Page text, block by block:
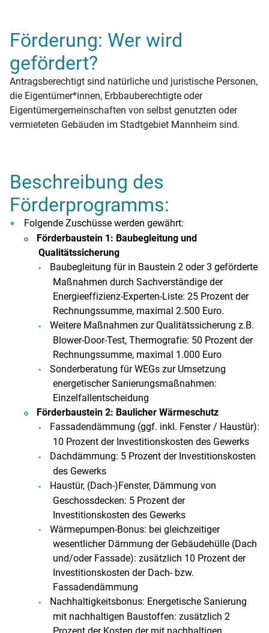
Förderung: Wer wird
gefördert?
Antragsberechtigt sind natürliche und juristische Personen,
die Eigentümer*innen, Erbbauberechtigte oder
Eigentümergemeinschaften von selbst genutzten oder
vermieteten Gebäuden im Stadtgebiet Mannheim sind.
Beschreibung des
Förderprogramms:
Folgende Zuschüsse werden gewährt:
Förderbaustein 1: Baubegleitung und
Qualitätssicherung
Baubegleitung für in Baustein 2 oder 3 geförderte
Maßnahmen durch Sachverständige der
Energieeffizienz-Experten-Liste: 25 Prozent der
Rechnungssumme, maximal 2.500 Euro.
Weitere Maßnahmen zur Qualitätssicherung z.B.
Blower-Door-Test, Thermografie: 50 Prozent der
Rechnungssumme, maximal 1.000 Euro
Sonderberatung für WEGs zur Umsetzung
energetischer Sanierungsmaßnahmen:
Einzelfallentscheidung
Förderbaustein 2: Baulicher Wärmeschutz
Fassadendämmung (ggf. inkl. Fenster / Haustür):
10 Prozent der Investitionskosten des Gewerks
Dachdämmung: 5 Prozent der Investitionskosten
des Gewerks
Haustür, (Dach-)Fenster, Dämmung von
Geschossdecken: 5 Prozent der
Investitionskosten des Gewerks
Wärmepumpen-Bonus: bei gleichzeitiger
wesentlicher Dämmung der Gebäudehülle (Dach
und/oder Fassade): zusätzlich 10 Prozent der
Investitionskosten der Dach- bzw.
Fassadendämmung
Nachhaltigkeitsbonus: Energetische Sanierung
mit nachhaltigen Baustoffen: zusätzlich 2